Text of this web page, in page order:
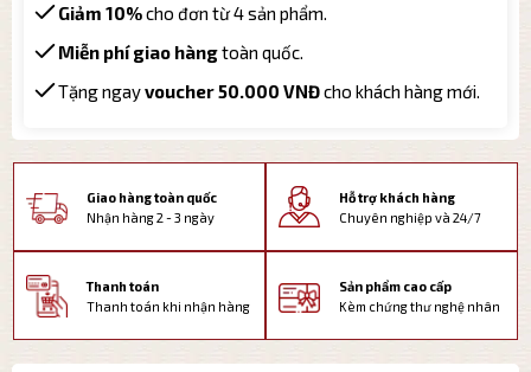
Giảm 10%cho đơn từ 4 sản phẩm.
Miễn phí giao hàngtoàn quốc.
Tặng ngayvoucher 50.000 VNĐcho khách hàng mới.
Giao hàng toàn quốc
Nhận hàng 2 - 3 ngày
Hỗ trợ khách hàng
Chuyên nghiệp và 24/7
Thanh toán
Thanh toán khi nhận hàng
Sản phẩm cao cấp
Kèm chứng thư nghệ nhân